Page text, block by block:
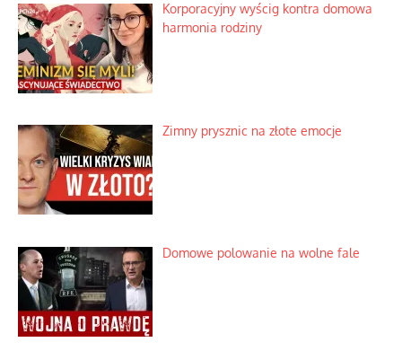
Korporacyjny wyścig kontra domowa
harmonia rodziny
Zimny prysznic na złote emocje
Domowe polowanie na wolne fale